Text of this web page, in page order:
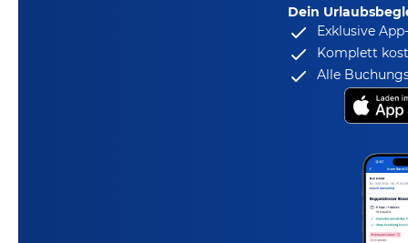
Dein
Exklusive
Komplett
Alle